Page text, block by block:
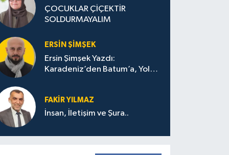
ÇOCUKLAR ÇİÇEKTİR
SOLDURMAYALIM
ERSIN ŞIMŞEK
Ersin Şimşek Yazdı:
Karadeniz’den Batum’a, Yolun
FAKIR YILMAZ
İnsan, İletişim ve Şura..